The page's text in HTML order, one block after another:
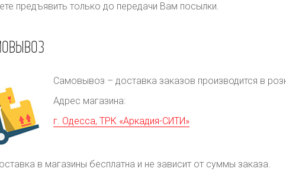
предъявить только до передачи Вам посылки.
Самовывоз – доставка заказов производится в
Адрес магазина:
г. Одесса, ТРК «Аркадия-СИТИ»
в магазины бесплатна и не зависит от суммы заказа.